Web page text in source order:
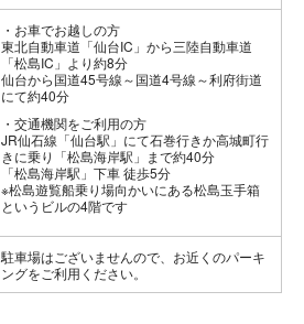
お車でお越しの方
東北自動車道「仙台IC」から三陸自動車道
「松島IC」より約8分
仙台から国道45号線～国道4号線～利府街道
にて約40分
交通機関をご利用の方
JR仙石線「仙台駅」にて石巻行きか高城町行
きに乗り「松島海岸駅」まで約40分
「松島海岸駅」下車 徒歩5分
※松島遊覧船乗り場向かいにある松島玉手箱
というビルの4階です
駐車場はございませんので、お近くのパーキ
ングをご利用ください。